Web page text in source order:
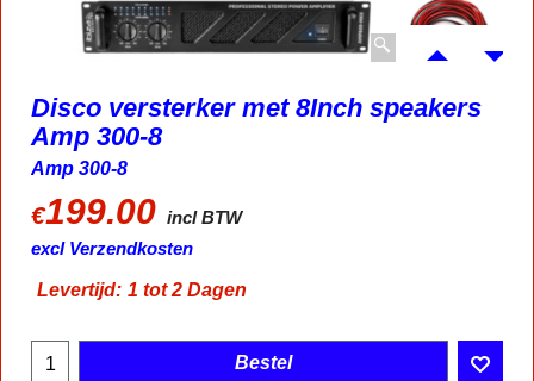
Disco versterker met 8Inch speakers
Amp 300-8
Amp 300-8
€199.00 incl BTW
excl Verzendkosten
Levertijd: 1 tot 2 Dagen
Bestel